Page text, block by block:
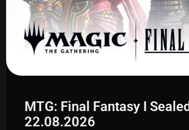
MTG: Final Fantasy I
22.08.2026